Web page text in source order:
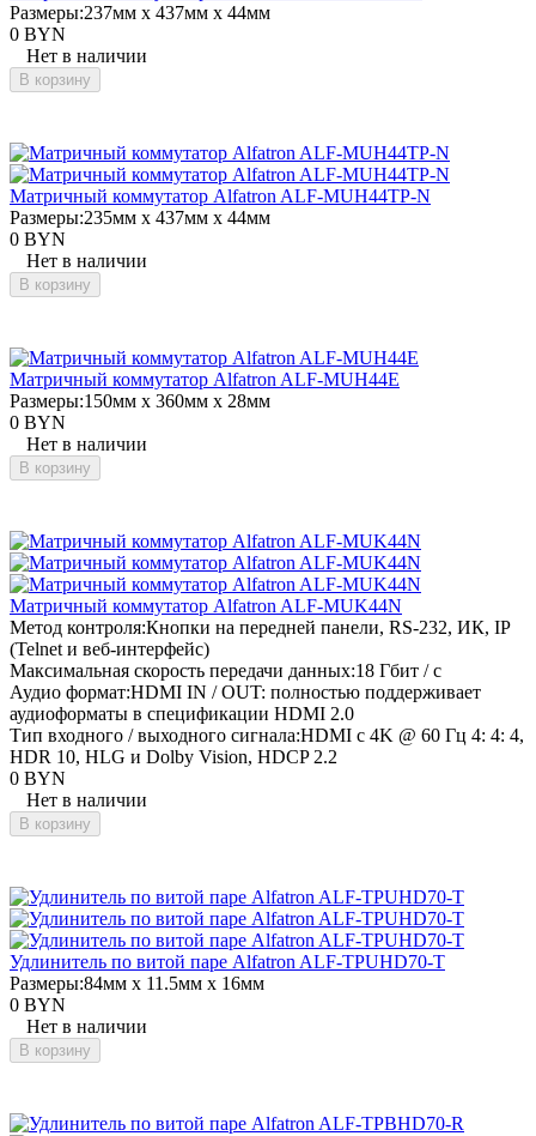
Размеры:237мм x 437мм x 44мм
0 BYN
Нет в наличии
В корзину
Матричный коммутатор Alfatron ALF-MUH44TP-N
Размеры:235мм x 437мм x 44мм
0 BYN
Нет в наличии
В корзину
Матричный коммутатор Alfatron ALF-MUH44E
Размеры:150мм x 360мм x 28мм
0 BYN
Нет в наличии
В корзину
Матричный коммутатор Alfatron ALF-MUK44N
Метод контроля:Кнопки на передней панели, RS-232, ИК, IP
(Telnet и веб-интерфейс)
Максимальная скорость передачи данных:18 Гбит / с
Аудио формат:HDMI IN / OUT: полностью поддерживает
аудиоформаты в спецификации HDMI 2.0
Тип входного / выходного сигнала:HDMI с 4K @ 60 Гц 4: 4: 4,
HDR 10, HLG и Dolby Vision, HDCP 2.2
0 BYN
Нет в наличии
В корзину
Удлинитель по витой паре Alfatron ALF-TPUHD70-T
Размеры:84мм x 11.5мм x 16мм
0 BYN
Нет в наличии
В корзину